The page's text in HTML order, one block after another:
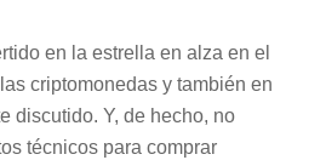
en la estrella en alza en el
criptomonedas y también en
discutido. Y, de hecho, no
técnicos para comprar